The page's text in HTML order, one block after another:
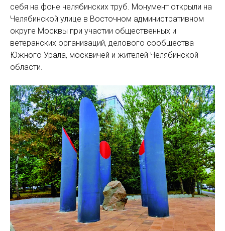
себя на фоне челябинских труб. Монумент открыли на
Челябинской улице в Восточном административном
округе Москвы при участии общественных и
ветеранских организаций, делового сообщества
Южного Урала, москвичей и жителей Челябинской
области.